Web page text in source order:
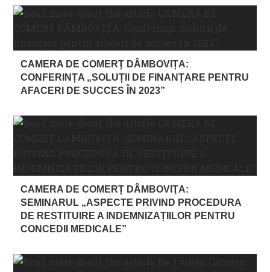
CAMERA DE COMERȚ DÂMBOVIȚA:
CONFERINȚA „SOLUȚII DE FINANȚARE PENTRU
AFACERI DE SUCCES ÎN 2023”
CAMERA DE COMERȚ DÂMBOVIŢA:
SEMINARUL „ASPECTE PRIVIND PROCEDURA
DE RESTITUIRE A INDEMNIZAȚIILOR PENTRU
CONCEDII MEDICALE”